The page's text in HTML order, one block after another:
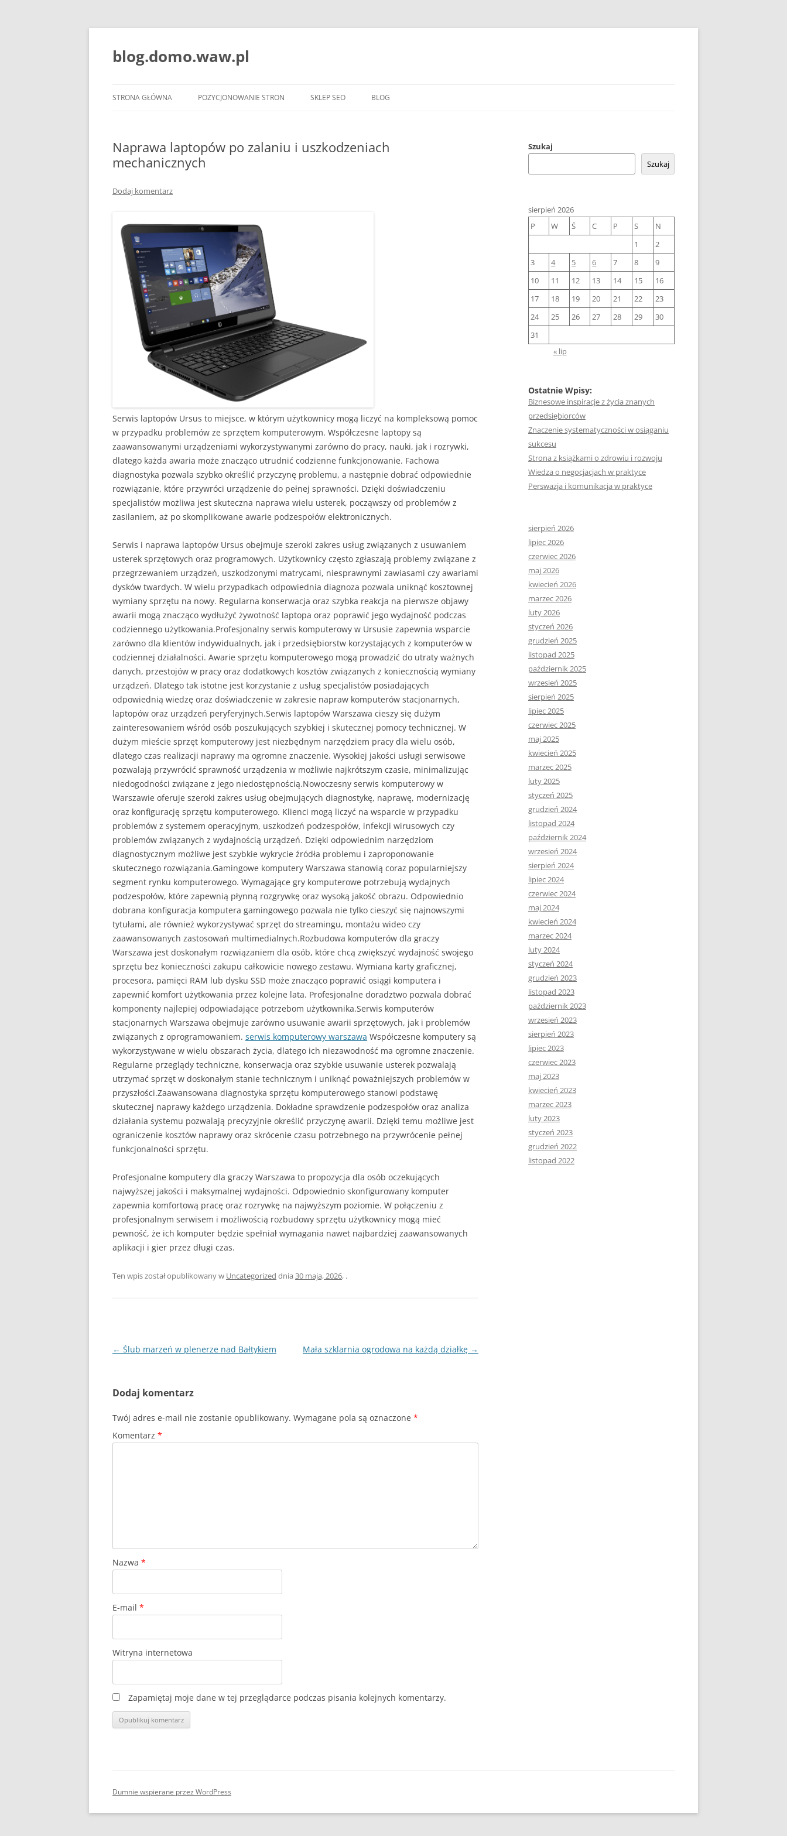
blog.domo.waw.pl
STRONA GŁÓWNA POZYCJONOWANIE STRON SKLEP SEO BLOG
Naprawa laptopów po zalaniu i uszkodzeniach
mechanicznych
Dodaj komentarz
Serwis laptopów Ursus to miejsce, w którym użytkownicy mogą liczyć na kompleksową pomoc
w przypadku problemów ze sprzętem komputerowym. Współczesne laptopy są
zaawansowanymi urządzeniami wykorzystywanymi zarówno do pracy, nauki, jak i rozrywki,
dlatego każda awaria może znacząco utrudnić codzienne funkcjonowanie. Fachowa
diagnostyka pozwala szybko określić przyczynę problemu, a następnie dobrać odpowiednie
rozwiązanie, które przywróci urządzenie do pełnej sprawności. Dzięki doświadczeniu
specjalistów możliwa jest skuteczna naprawa wielu usterek, począwszy od problemów z
zasilaniem, aż po skomplikowane awarie podzespołów elektronicznych.
Serwis i naprawa laptopów Ursus obejmuje szeroki zakres usług związanych z usuwaniem
usterek sprzętowych oraz programowych. Użytkownicy często zgłaszają problemy związane z
przegrzewaniem urządzeń, uszkodzonymi matrycami, niesprawnymi zawiasami czy awariami
dysków twardych. W wielu przypadkach odpowiednia diagnoza pozwala uniknąć kosztownej
wymiany sprzętu na nowy. Regularna konserwacja oraz szybka reakcja na pierwsze objawy
awarii mogą znacząco wydłużyć żywotność laptopa oraz poprawić jego wydajność podczas
codziennego użytkowania.Profesjonalny serwis komputerowy w Ursusie zapewnia wsparcie
zarówno dla klientów indywidualnych, jak i przedsiębiorstw korzystających z komputerów w
codziennej działalności. Awarie sprzętu komputerowego mogą prowadzić do utraty ważnych
danych, przestojów w pracy oraz dodatkowych kosztów związanych z koniecznością wymiany
urządzeń. Dlatego tak istotne jest korzystanie z usług specjalistów posiadających
odpowiednią wiedzę oraz doświadczenie w zakresie napraw komputerów stacjonarnych,
laptopów oraz urządzeń peryferyjnych.Serwis laptopów Warszawa cieszy się dużym
zainteresowaniem wśród osób poszukujących szybkiej i skutecznej pomocy technicznej. W
dużym mieście sprzęt komputerowy jest niezbędnym narzędziem pracy dla wielu osób,
dlatego czas realizacji naprawy ma ogromne znaczenie. Wysokiej jakości usługi serwisowe
pozwalają przywrócić sprawność urządzenia w możliwie najkrótszym czasie, minimalizując
niedogodności związane z jego niedostępnością.Nowoczesny serwis komputerowy w
Warszawie oferuje szeroki zakres usług obejmujących diagnostykę, naprawę, modernizację
oraz konfigurację sprzętu komputerowego. Klienci mogą liczyć na wsparcie w przypadku
problemów z systemem operacyjnym, uszkodzeń podzespołów, infekcji wirusowych czy
problemów związanych z wydajnością urządzeń. Dzięki odpowiednim narzędziom
diagnostycznym możliwe jest szybkie wykrycie źródła problemu i zaproponowanie
skutecznego rozwiązania.Gamingowe komputery Warszawa stanowią coraz popularniejszy
segment rynku komputerowego. Wymagające gry komputerowe potrzebują wydajnych
podzespołów, które zapewnią płynną rozgrywkę oraz wysoką jakość obrazu. Odpowiednio
dobrana konfiguracja komputera gamingowego pozwala nie tylko cieszyć się najnowszymi
tytułami, ale również wykorzystywać sprzęt do streamingu, montażu wideo czy
zaawansowanych zastosowań multimedialnych.Rozbudowa komputerów dla graczy
Warszawa jest doskonałym rozwiązaniem dla osób, które chcą zwiększyć wydajność swojego
sprzętu bez konieczności zakupu całkowicie nowego zestawu. Wymiana karty graficznej,
procesora, pamięci RAM lub dysku SSD może znacząco poprawić osiągi komputera i
zapewnić komfort użytkowania przez kolejne lata. Profesjonalne doradztwo pozwala dobrać
komponenty najlepiej odpowiadające potrzebom użytkownika.Serwis komputerów
stacjonarnych Warszawa obejmuje zarówno usuwanie awarii sprzętowych, jak i problemów
związanych z oprogramowaniem. serwis komputerowy warszawa Współczesne komputery są
wykorzystywane w wielu obszarach życia, dlatego ich niezawodność ma ogromne znaczenie.
Regularne przeglądy techniczne, konserwacja oraz szybkie usuwanie usterek pozwalają
utrzymać sprzęt w doskonałym stanie technicznym i uniknąć poważniejszych problemów w
przyszłości.Zaawansowana diagnostyka sprzętu komputerowego stanowi podstawę
skutecznej naprawy każdego urządzenia. Dokładne sprawdzenie podzespołów oraz analiza
działania systemu pozwalają precyzyjnie określić przyczynę awarii. Dzięki temu możliwe jest
ograniczenie kosztów naprawy oraz skrócenie czasu potrzebnego na przywrócenie pełnej
funkcjonalności sprzętu.
Profesjonalne komputery dla graczy Warszawa to propozycja dla osób oczekujących
najwyższej jakości i maksymalnej wydajności. Odpowiednio skonfigurowany komputer
zapewnia komfortową pracę oraz rozrywkę na najwyższym poziomie. W połączeniu z
profesjonalnym serwisem i możliwością rozbudowy sprzętu użytkownicy mogą mieć
pewność, że ich komputer będzie spełniał wymagania nawet najbardziej zaawansowanych
aplikacji i gier przez długi czas.
Ten wpis został opublikowany w Uncategorized dnia 30 maja, 2026, .
Nawigacja
← Ślub marzeń w plenerze nad Bałtykiem Mała szklarnia ogrodowa na każdą działkę →
Dodaj komentarz
Twój adres e-mail nie zostanie opublikowany. Wymagane pola są oznaczone *
Komentarz *
Nazwa *
E-mail *
Witryna internetowa
Zapamiętaj moje dane w tej przeglądarce podczas pisania kolejnych komentarzy.
Szukaj
Szukaj
sierpień 2026
P
W Ś C P S
N
1
2
3
4 5 6 7 8
9
10
11 12 13 14 15
16
17
18 19 20 21 22
23
24
25 26 27 28 29
30
31
« lip
Ostatnie Wpisy:
Biznesowe inspiracje z życia znanych
przedsiębiorców
Znaczenie systematyczności w osiąganiu
sukcesu
Strona z książkami o zdrowiu i rozwoju
Wiedza o negocjacjach w praktyce
Perswazja i komunikacja w praktyce
sierpień 2026
lipiec 2026
czerwiec 2026
maj 2026
kwiecień 2026
marzec 2026
luty 2026
styczeń 2026
grudzień 2025
listopad 2025
październik 2025
wrzesień 2025
sierpień 2025
lipiec 2025
czerwiec 2025
maj 2025
kwiecień 2025
marzec 2025
luty 2025
styczeń 2025
grudzień 2024
listopad 2024
październik 2024
wrzesień 2024
sierpień 2024
lipiec 2024
czerwiec 2024
maj 2024
kwiecień 2024
marzec 2024
luty 2024
styczeń 2024
grudzień 2023
listopad 2023
październik 2023
wrzesień 2023
sierpień 2023
lipiec 2023
czerwiec 2023
maj 2023
kwiecień 2023
marzec 2023
luty 2023
styczeń 2023
grudzień 2022
listopad 2022
Dumnie wspierane przez WordPress